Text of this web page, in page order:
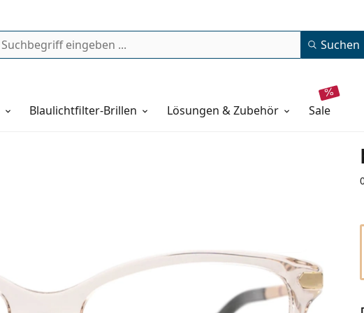
Suchen
Blaulichtfilter-Brillen Lösungen & Zubehör sale